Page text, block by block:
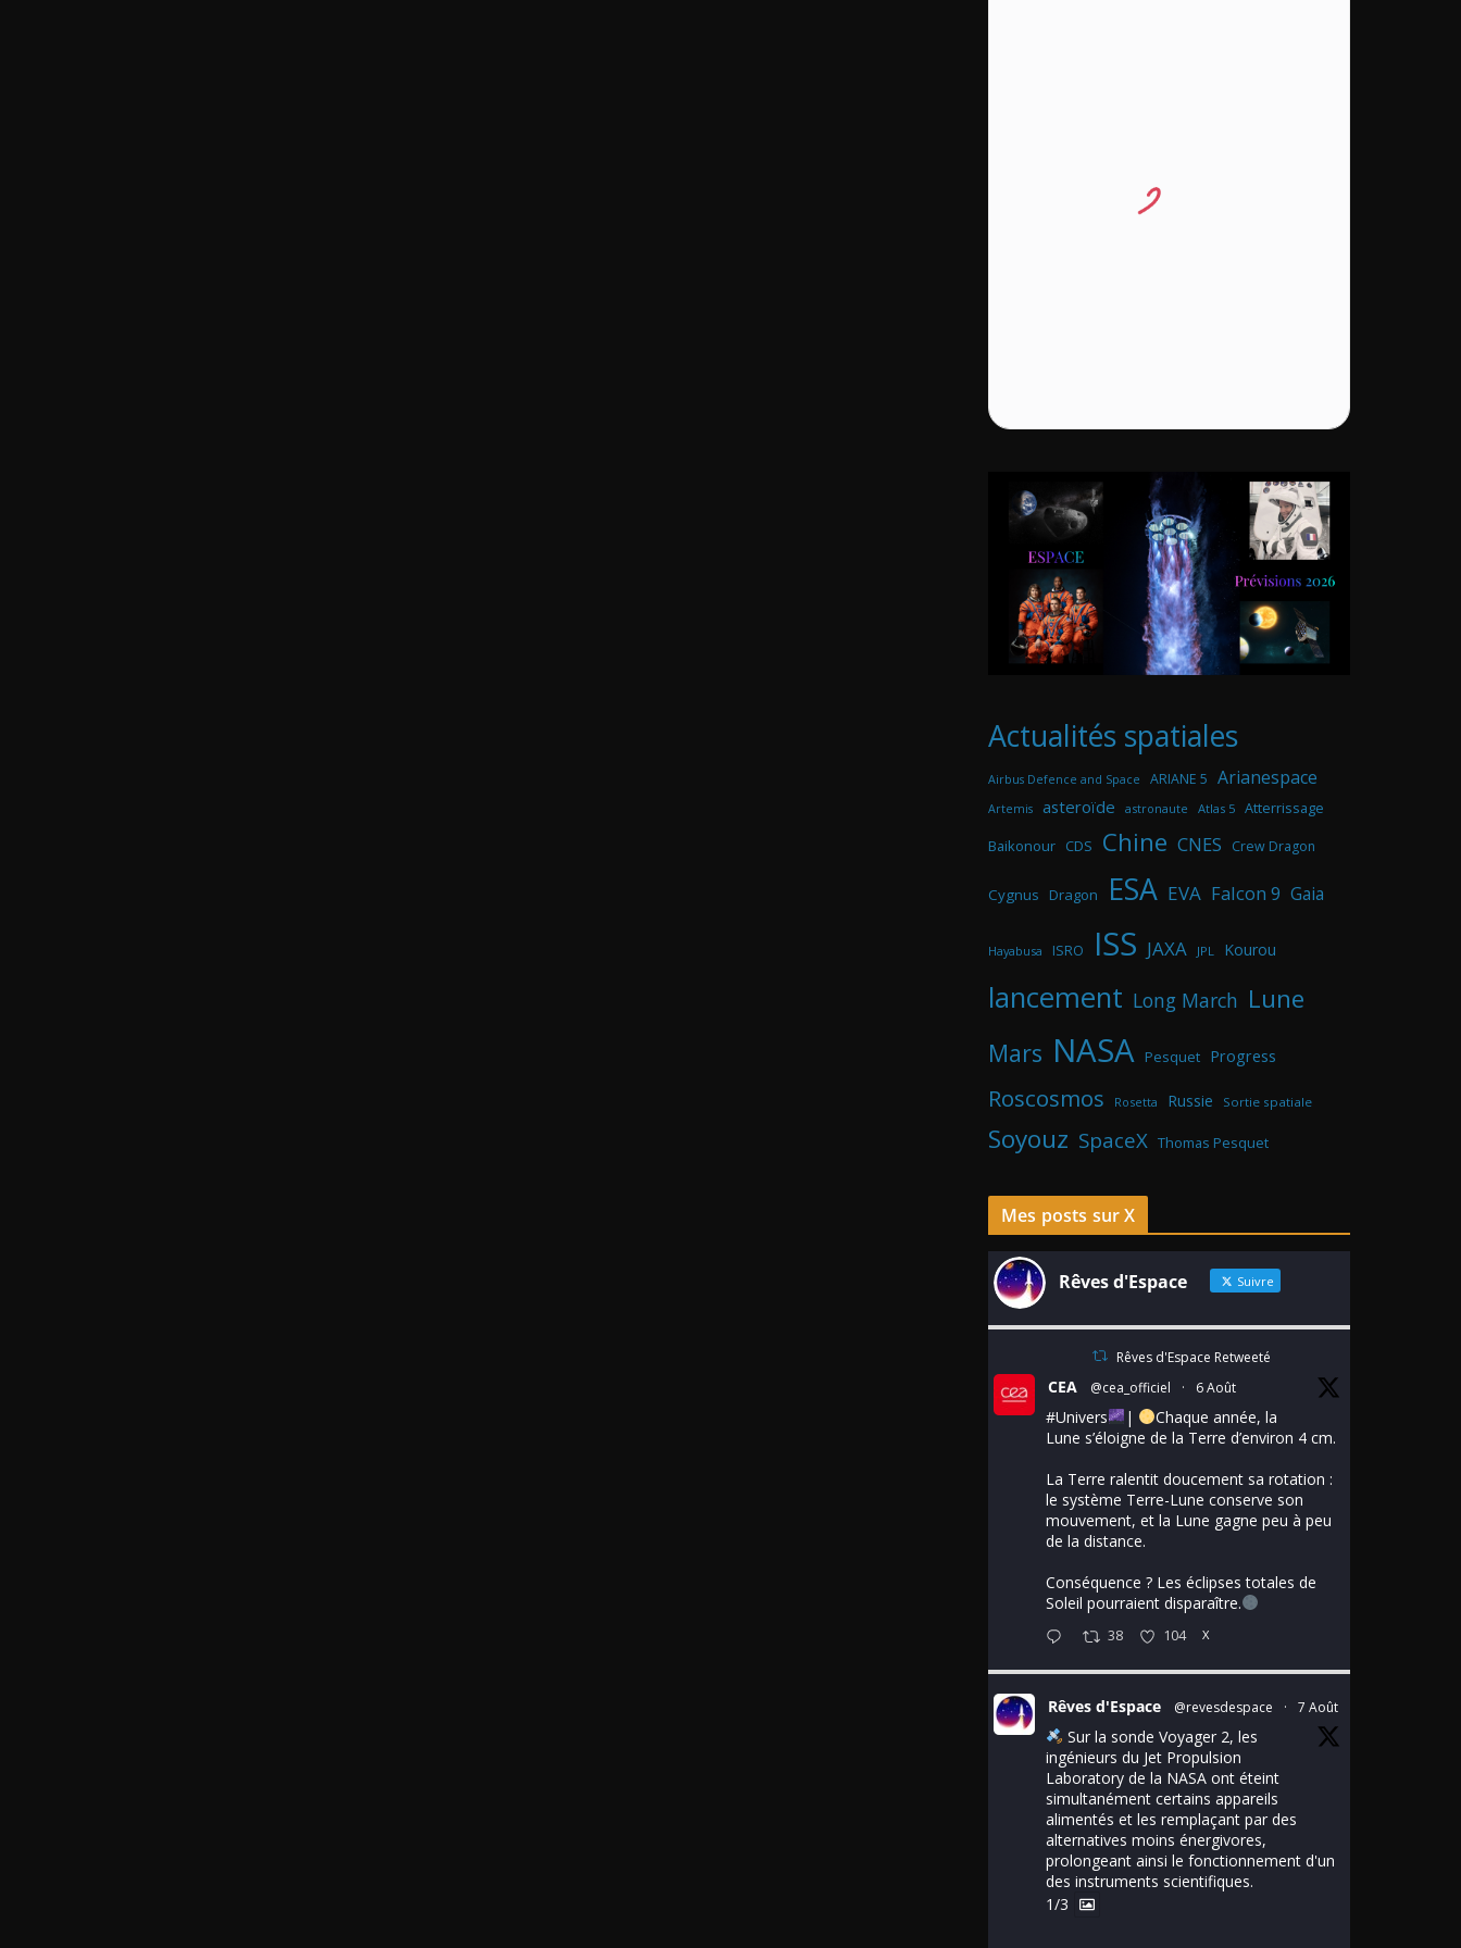
Actualités spatiales
Airbus Defence and Space ARIANE 5 Arianespace
Artemis asteroïde astronaute Atlas 5 Atterrissage
Baikonour CDS Chine CNES Crew Dragon
Cygnus Dragon ESA EVA Falcon 9 Gaia
Hayabusa ISRO ISS JAXA JPL Kourou
lancement Long March Lune
Mars NASA Pesquet Progress
Roscosmos Rosetta Russie Sortie spatiale
Soyouz SpaceX Thomas Pesquet
Mes posts sur X
Rêves d'Espace Suivre
Rêves d'Espace Retweeté
CEA @cea_officiel · 6 Août
#Univers |
Chaque année, la
Lune s’éloigne de la Terre d’environ 4 cm.
La Terre ralentit doucement sa rotation :
le système Terre-Lune conserve son
mouvement, et la Lune gagne peu à peu
de la distance.
Conséquence ? Les éclipses totales de
Soleil pourraient disparaître.
38 104 X
Rêves d'Espace @revesdespace · 7 Août
Sur la sonde Voyager 2, les
ingénieurs du Jet Propulsion
Laboratory de la NASA ont éteint
simultanément certains appareils
alimentés et les remplaçant par des
alternatives moins énergivores,
prolongeant ainsi le fonctionnement d'un
des instruments scientifiques.
1/3